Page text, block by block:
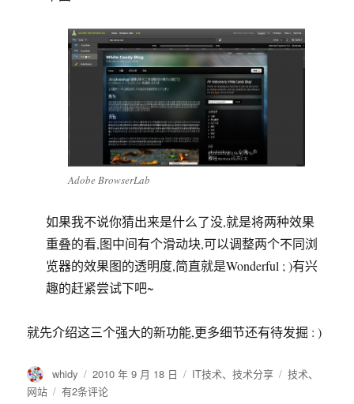
Adobe BrowserLab
如果我不说你猜出来是什么了没,就是将两种效果
重叠的看,图中间有个滑动块,可以调整两个不同浏
览器的效果图的透明度,简直就是Wonderful ; )有兴
趣的赶紧尝试下吧~
就先介绍这三个强大的新功能,更多细节还有待发掘 : )
作
者
whidy
发
布
2010 年 9 月 18 日
分
IT技术、技术分享
标
技术、
网站
Dreamweaver
有2条评论